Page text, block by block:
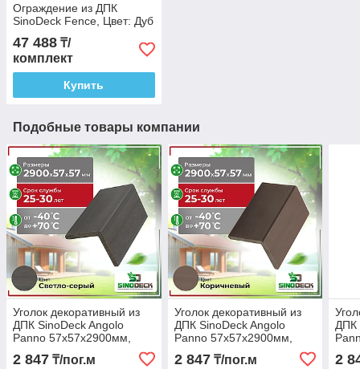
Ограждение из ДПК
SinoDeck Fence, Цвет: Дуб
47 488 ₸/
комплект
Купить
Подобные товары компании
Уголок декоративный из
ДПК SinoDeck Angolo
Panno 57х57х2900мм,
Цвет: Светло-серый
2 847 ₸/пог.м
Уголок декоративный из
ДПК SinoDeck Angolo
Panno 57х57х2900мм,
Цвет: Коричневый
2 847₸/пог.м
ДПК
2